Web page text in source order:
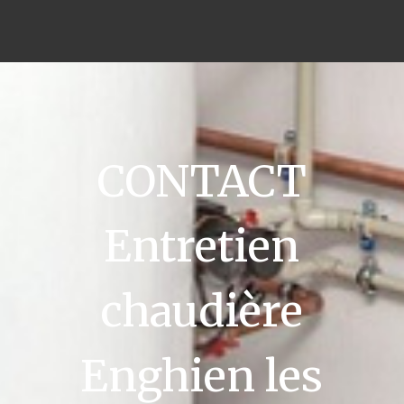
CONTACT
Entretien
chaudière
Enghien les